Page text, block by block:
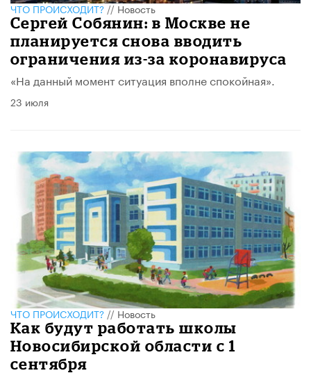
ЧТО ПРОИСХОДИТ?//Новость
Сергей Собянин: в Москве не
планируется снова вводить
ограничения из-за коронавируса
«На данный момент ситуация вполне спокойная».
23 июля
ЧТО ПРОИСХОДИТ?//Новость
Как будут работать школы
Новосибирской области с 1
сентября